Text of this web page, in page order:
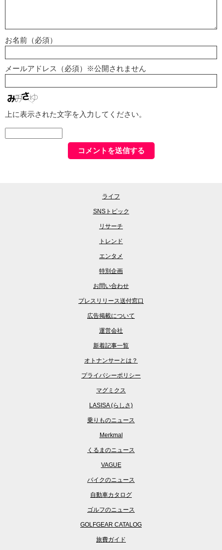
お名前（必須）
メールアドレス（必須）※公開されません
上に表示された文字を入力してください。
ライフ
SNSトピック
リサーチ
トレンド
エンタメ
特別企画
お問い合わせ
プレスリリース送付窓口
広告掲載について
運営会社
新着記事一覧
オトナンサーとは？
プライバシーポリシー
マグミクス
LASISA (らしさ)
乗りものニュース
Merkmal
くるまのニュース
VAGUE
バイクのニュース
自動車カタログ
ゴルフのニュース
GOLFGEAR CATALOG
旅費ガイド